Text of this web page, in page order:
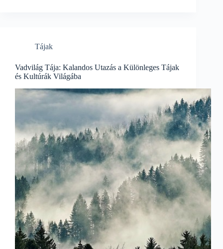
Tájak
Vadvilág Tája: Kalandos Utazás a Különleges Tájak
és Kultúrák Világába